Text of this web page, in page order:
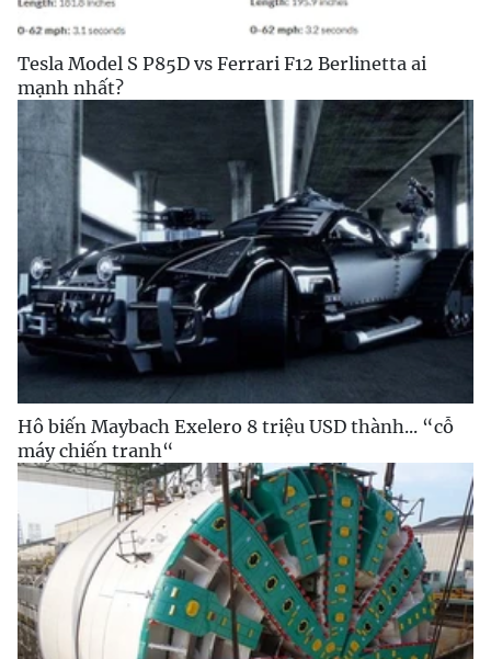
Tesla Model S P85D vs Ferrari F12 Berlinetta ai
mạnh nhất?
Hô biến Maybach Exelero 8 triệu USD thành... “cỗ
máy chiến tranh“